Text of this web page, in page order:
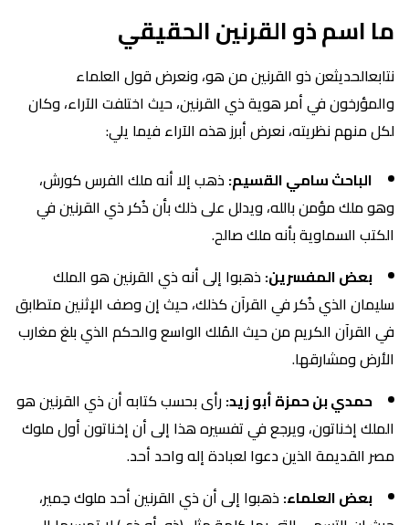
ما اسم ذو القرنين الحقيقي
نتابعالحديثعن ذو القرنين من هو، ونعرض قول العلماء
والمؤرخون في أمر هوية ذي القرنين، حيث اختلفت الآراء، وكان
لكل منهم نظريته، نعرض أبرز هذه الآراء فيما يلي:
الباحث سامي القسيم: ذهب إلا أنه ملك الفرس كورش،
وهو ملك مؤمن بالله، ويدلل على ذلك بأن ذُكر ذي القرنين في
الكتب السماوية بأنه ملك صالح.
بعض المفسرين: ذهبوا إلى أنه ذي القرنين هو الملك
سليمان الذي ذُكر في القرآن كذلك، حيث إن وصف الإثنين متطابق
في القرآن الكريم من حيث المُلك الواسع والحكم الذي بلغ مغارب
الأرض ومشارقها.
حمدي بن حمزة أبو زيد:رأى بحسب كتابه أن ذي القرنين هو
الملك إخناتون، ويرجع في تفسيره هذا إلى أن إخناتون أول ملوك
مصر القديمة الذين دعوا لعبادة إله واحد أحد.
بعض العلماء: ذهبوا إلى أن ذي القرنين أحد ملوك حِمير،